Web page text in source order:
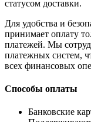
статусом доставки.
Для удобства и
принимает оплату
платежей. Мы
платежных систем,
всех финансовых
Способы оплаты
Банковские